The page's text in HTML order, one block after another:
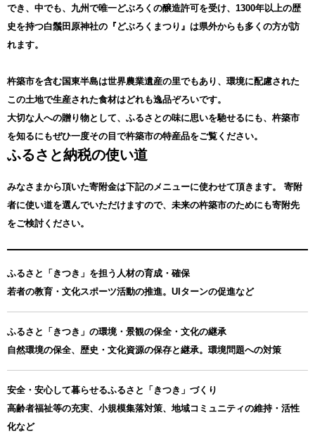
でき、中でも、九州で唯一どぶろくの醸造許可を受け、1300年以上の歴
史を持つ白鬚田原神社の『どぶろくまつり』は県外からも多くの方が訪
れます。
杵築市を含む国東半島は世界農業遺産の里でもあり、環境に配慮された
この土地で生産された食材はどれも逸品ぞろいです。
大切な人への贈り物として、ふるさとの味に思いを馳せるにも、杵築市
を知るにもぜひ一度その目で杵築市の特産品をご覧ください。
ふるさと納税の使い道
みなさまから頂いた寄附金は下記のメニューに使わせて頂きます。
寄附
者に使い道を選んでいただけますので、未来の杵築市のためにも寄附先
をご検討ください。
ふるさと「きつき」を担う人材の育成・確保
若者の教育・文化スポーツ活動の推進。UIターンの促進など
ふるさと「きつき」の環境・景観の保全・文化の継承
自然環境の保全、歴史・文化資源の保存と継承。環境問題への対策
安全・安心して暮らせるふるさと「きつき」づくり
高齢者福祉等の充実、小規模集落対策、地域コミュニティの維持・活性
化など